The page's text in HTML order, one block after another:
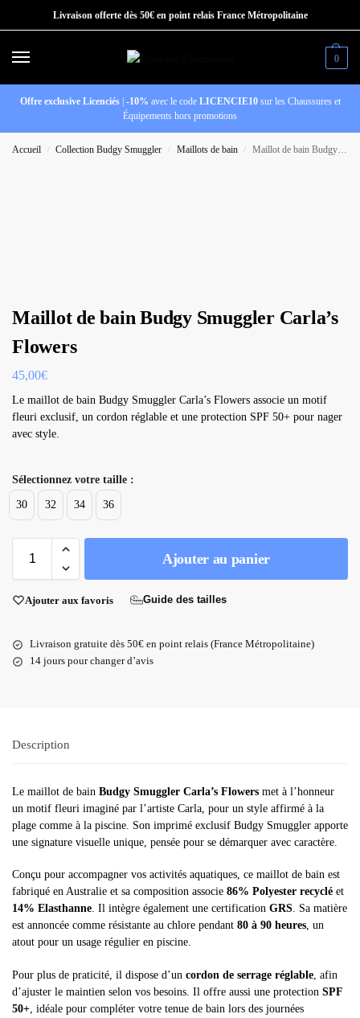
Livraison offerte dès 50€ en point relais France Métropolitaine
0
Offre exclusive Licenciés| -10% avec le code LICENCIE10sur les Chaussures et
Équipements hors promotions
Accueil / Collection Budgy Smuggler / Maillots de bain / Maillot de bain Budgy Smuggler Carla’s Flowers
Maillot de bain Budgy Smuggler Carla’s
Flowers
45,00€
Le maillot de bain Budgy Smuggler Carla’s Flowers associe un motif
fleuri exclusif, un cordon réglable et une protection SPF 50+ pour nager
avec style.
Sélectionnez votre taille :
30 32 34 36
Ajouter au panier
Ajouter aux favoris Guide des tailles
Livraison gratuite dès 50€ en point relais (France Métropolitaine)
14 jours pour changer d’avis
Description
Le maillot de bain Budgy Smuggler Carla’s Flowers met à l’honneur
un motif fleuri imaginé par l’artiste Carla, pour un style affirmé à la
plage comme à la piscine. Son imprimé exclusif Budgy Smuggler apporte
une signature visuelle unique, pensée pour se démarquer avec caractère.
Conçu pour accompagner vos activités aquatiques, ce maillot de bain est
fabriqué en Australie et sa composition associe 86% Polyester recyclé et
14% Elasthanne. Il intègre également une certification GRS. Sa matière
est annoncée comme résistante au chlore pendant 80 à 90 heures, un
atout pour un usage régulier en piscine.
Pour plus de praticité, il dispose d’un cordon de serrage réglable , afin
d’ajuster le maintien selon vos besoins. Il offre aussi une protection SPF
50+ , idéale pour compléter votre tenue de bain lors des journées